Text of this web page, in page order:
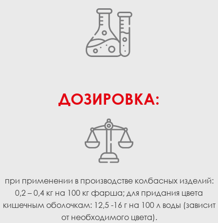
ДОЗИРОВКА:
при применении в производстве колбасных изделий:
0,2 – 0,4 кг на 100 кг фарша; для придания цвета
кишечным оболочкам: 12,5 -16 г на 100 л воды (зависит
от необходимого цвета).